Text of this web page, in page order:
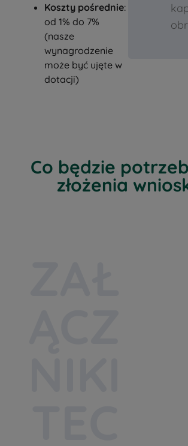
Koszty pośrednie:
od 1% do 7%
(nasze
wynagrodzenie
może być ujęte w
dotacji)
Co będzie
złożenia